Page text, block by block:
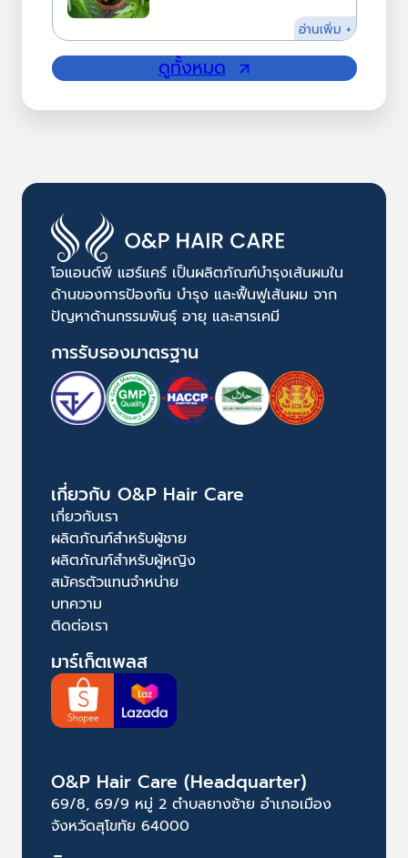
อ่านเพิ่ม +
Palmetto
Extract
ดูทั้งหมด
โอแอนด์พี แฮร์แคร์ เป็นผลิตภัณฑ์บำรุงเส้นผมใน
ด้านของการป้องกัน บำรุง และฟื้นฟูเส้นผม จาก
ปัญหาด้านกรรมพันธุ์ อายุ และสารเคมี
การรับรองมาตรฐาน
เกี่ยวกับ O&P Hair Care
เกี่ยวกับเรา
ผลิตภัณฑ์สำหรับผู้ชาย
ผลิตภัณฑ์สำหรับผู้หญิง
สมัครตัวแทนจำหน่าย
บทความ
ติดต่อเรา
มาร์เก็ตเพลส
O&P Hair Care (Headquarter)
69/8, 69/9 หมู่ 2 ตำบลยางซ้าย อำเภอเมือง
จังหวัดสุโขทัย 64000